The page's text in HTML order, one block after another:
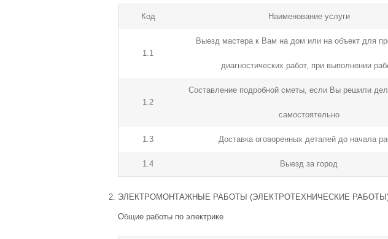
Код Наименование услуги
1.1
Выезд мастера к Вам на дом или на объект для
диагностических работ, при выполнении
1.2
Составление подробной сметы, если Вы решили
самостоятельно
1.3 Доставка оговоренных деталей до начала
1.4 Выезд за город
ЭЛЕКТРОМОНТАЖНЫЕ РАБОТЫ (ЭЛЕКТРОТЕХНИЧЕСКИЕ
Общие работы по электрике